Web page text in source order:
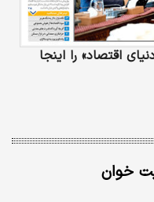
اقتصاد» را اینجا
خوان